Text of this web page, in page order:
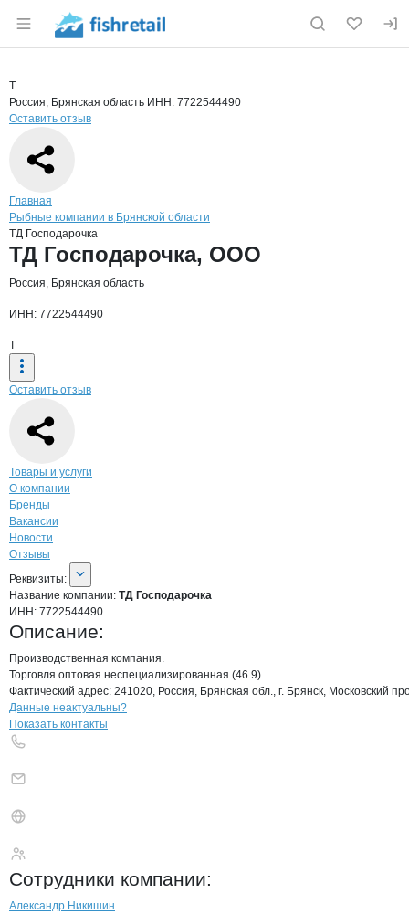
Раздел навигации по сайту fishretail.ru
Страница компании
Страница компании
Краткая информация о компании
Т
Россия, Брянская область ИНН: 7722544490
Оставить отзыв
Навигация по сайту
Главная
Рыбные компании в Брянской области
ТД Господарочка
Основная информация о компании
ТД Господарочка, ООО
Россия, Брянская область
ИНН: 7722544490
Т
Оставить отзыв
Навигация по странице
Товары и услуги
О компании
Бренды
Вакансии
Новости
Отзывы
О компании
Реквизиты
Реквизиты:
Название компании: ТД Господарочка
ИНН: 7722544490
Описание:
Производственная компания.
Торговля оптовая неспециализированная (46.9)
Фактический адрес: 241020, Россия, Брянская обл., г. Брянск, Московский
Контактыкомпании
+7(800)000-00-..
Данные неактуальны?
Показать контакты
Сотрудники компании:
Александр Никишин